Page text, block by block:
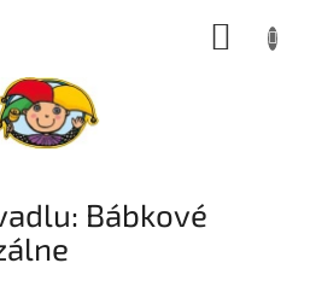
Bábkové